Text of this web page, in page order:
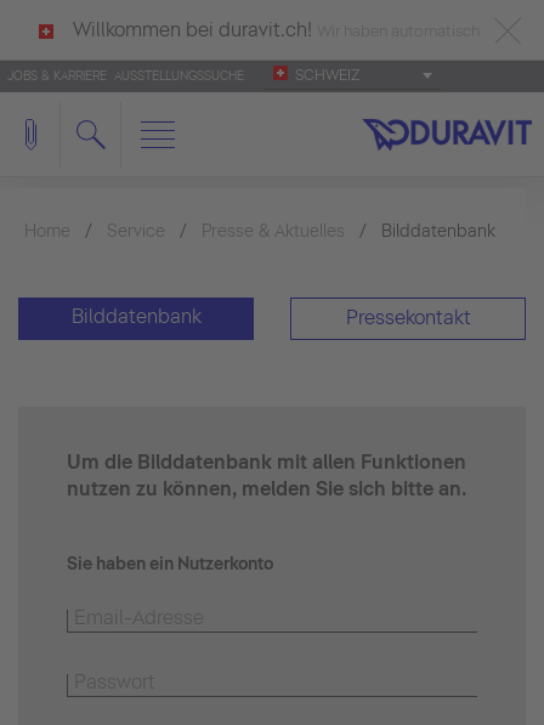
Willkommen bei duravit.ch!
deutsch als Ihre Sprache erkannt.
Français Italiano
JOBS & KARRIERE AUSSTELLUNGSSUCHE SCHWEIZ
Home Service Presse & Aktuelles Bilddatenbank
Bilddatenbank Pressekontakt
Um die Bilddatenbank mit allen Funktionen
nutzen zu können, melden Sie sich bitte an.
Sie haben ein Nutzerkonto